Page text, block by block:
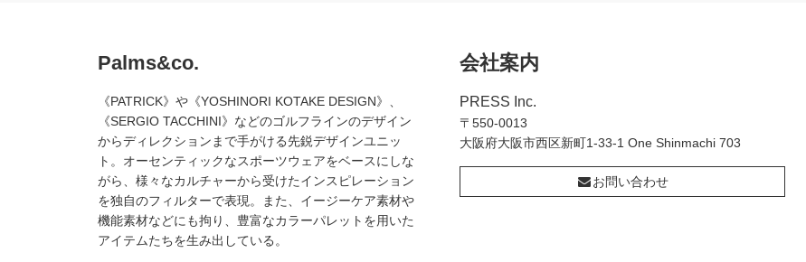
Palms&co.
《PATRICK》や《YOSHINORI KOTAKE DESIGN》、
《SERGIO TACCHINI》などのゴルフラインのデザイン
からディレクションまで手がける先鋭デザインユニッ
ト。オーセンティックなスポーツウェアをベースにしな
がら、様々なカルチャーから受けたインスピレーション
を独自のフィルターで表現。また、イージーケア素材や
機能素材などにも拘り、豊富なカラーパレットを用いた
アイテムたちを生み出している。
会社案内
PRESS Inc.
〒550-0013
大阪府大阪市西区新町1-33-1 One Shinmachi 703
お問い合わせ